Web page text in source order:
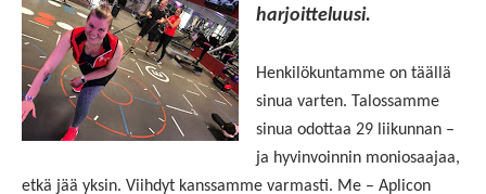
harjoitteluusi.
Henkilökuntamme on täällä
sinua varten. T alossamme
sinua odottaa 29 liikunnan –
ja hyvinvoinnin moniosaajaa,
etkä jää yksin. Viihdyt kanssamme varmasti. Me – Aplicon